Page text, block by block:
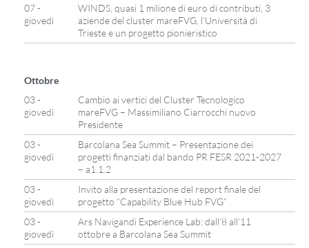
07 -
giovedì
WINDS, quasi 1 milione di euro di contributi, 3
aziende del cluster mareFVG, l’Università di
Trieste e un progetto pionieristico
Ottobre
03 -
giovedì
Cambio ai vertici del Cluster Tecnologico
mareFVG – Massimiliano Ciarrocchi nuovo
Presidente
03 -
giovedì
Barcolana Sea Summit – Presentazione dei
progetti finanziati dal bando PR FESR 2021-2027
– a1.1.2
03 -
giovedì
Invito alla presentazione del report finale del
progetto “Capability Blue Hub FVG”
03 -
giovedì
Ars Navigandi Experience Lab: dall’8 all’11
ottobre a Barcolana Sea Summit